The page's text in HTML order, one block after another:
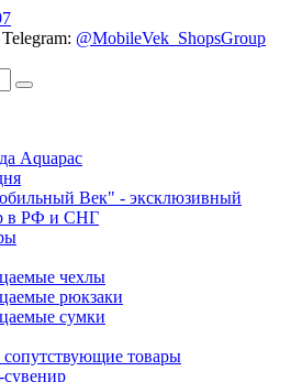
Telegram: @MobileVek_ShopsGroup
Aquapac
Век" - эксклюзивный
в РФ и СНГ
чехлы
рюкзаки
сумки
товары
сувенир